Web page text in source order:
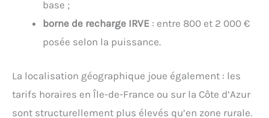
base ;
borne de recharge IRVE : entre 800 et 2 000 €
posée selon la puissance.
La localisation géographique joue également : les
tarifs horaires en Île-de-France ou sur la Côte d’Azur
sont structurellement plus élevés qu’en zone rurale.